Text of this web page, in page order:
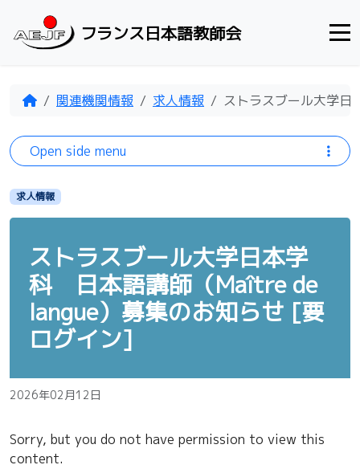
フランス日本語教師会
Home関連機関情報 求人情報 ストラスブール大学
求人情報
ストラスブール大学日本学
科 日本語講師（Maître de
langue）募集のお知らせ [要
ログイン]
2026年02月12日
Sorry, but you do not have permission to view this
content.
Open side menu